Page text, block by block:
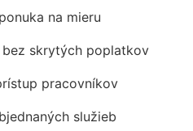
na mieru
skrytých poplatkov
pracovníkov
služieb